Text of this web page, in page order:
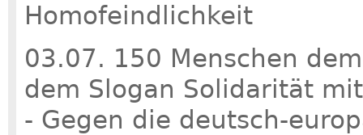
Homofeindlichkeit
03.07. 150 Menschen
dem Slogan Solidarität
- Gegen die deutsch-